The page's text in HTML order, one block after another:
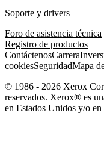
Soporte y drivers
Foro de asistencia técnica
Registro de productos
ContáctenosCarrera
cookiesSeguridadMapa
© 1986 - 2026 Xerox
reservados. Xerox® es
en Estados Unidos y/o en